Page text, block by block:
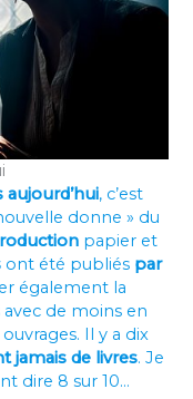
, c’est
donne » du
papier et
ont été publiéspar
également la
de moins en
Il y a dix
jamais de livres. Je
dire 8 sur 10…